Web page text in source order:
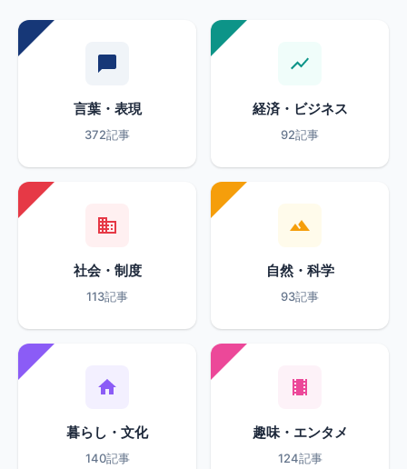
言葉・表現
372記事
経済・ビジネス
92記事
社会・制度
113記事
自然・科学
93記事
暮らし・文化
140記事
趣味・エンタメ
124記事